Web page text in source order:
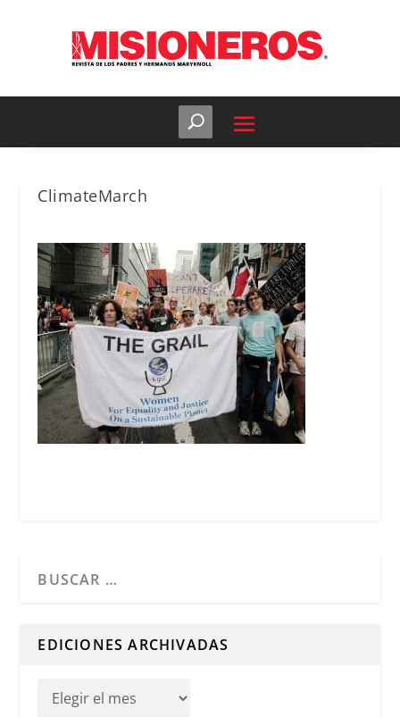
ClimateMarch
EDICIONES ARCHIVADAS